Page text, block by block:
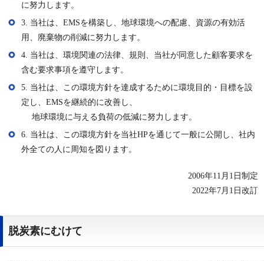
に努力します。
3. 当社は、EMSを構築し、地球環境への配慮、資源の有効活
用、廃棄物の削減に努力します。
4. 当社は、環境関連の法律、規則、当社が同意した顧客要求を
含む要求事項を遵守します。
5. 当社は、この環境方針を達成するために環境目的・目標を設
定し、EMSを継続的に改善し、
地球環境に与える負荷の低減に努力します。
6. 当社は、この環境方針を当社HPを通じて一般に公開し、社内
外全ての人に周知を図ります。
2006年11月1日制定
2022年7月1日改訂
脱炭素にむけて